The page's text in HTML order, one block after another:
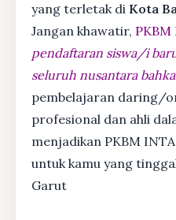
yang terletak di Kota
Jangan khawatir,
pendaftaran siswa/i
seluruh nusantara
pembelajaran daring/
profesional dan ahli
menjadikan PKBM
untuk kamu yang
Garut